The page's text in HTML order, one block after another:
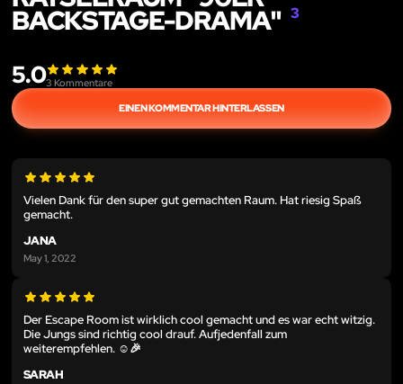
BACKSTAGE-DRAMA" 3
5.03 Kommentare
EINEN KOMMENTAR HINTERLASSEN
Vielen Dank für den super gut gemachten Raum. Hat riesig Spaß
gemacht.
JANA
May 1, 2022
Der Escape Room ist wirklich cool gemacht und es war echt witzig.
Die Jungs sind richtig cool drauf. Aufjedenfall zum
weiterempfehlen. ☺️🎉
SARAH